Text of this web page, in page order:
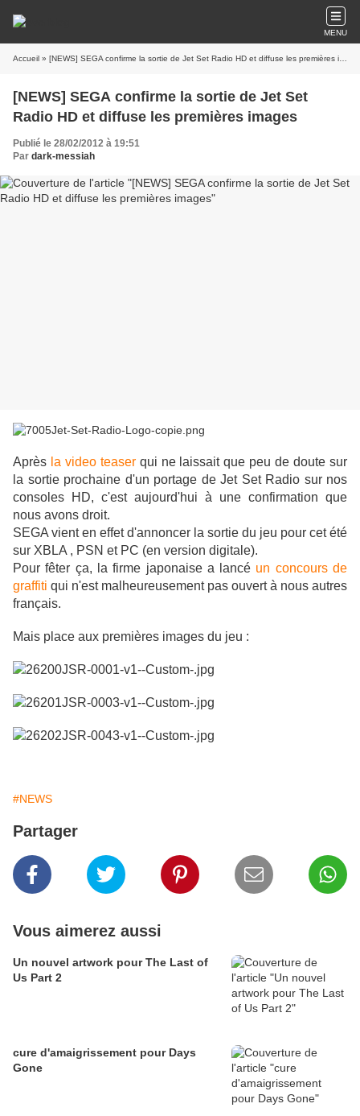
MENU
Accueil » [NEWS] SEGA confirme la sortie de Jet Set Radio HD et diffuse les premières images
[NEWS] SEGA confirme la sortie de Jet Set
Radio HD et diffuse les premières images
Publié le 28/02/2012 à 19:51
Par dark-messiah
Après la video teaserqui ne laissait que peu de doute sur
la sortie prochaine d'un portage de Jet Set Radio sur nos
consoles HD, c'est aujourd'hui à une confirmation que
nous avons droit.
SEGA vient en effet d'annoncer la sortie du jeu pour cet été
sur XBLA , PSN et PC (en version digitale).
Pour fêter ça, la firme japonaise a lancé un concours de
graffiti qui n'est malheureusement pas ouvert à nous autres
français.
Mais place aux premières images du jeu :
#NEWS
Partager
Vous aimerez aussi
Un nouvel artwork pour The Last of
Us Part 2
cure d'amaigrissement pour Days
Gone